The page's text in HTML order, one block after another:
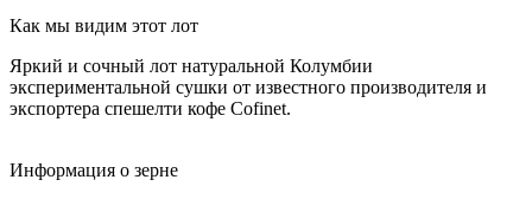
Как мы видим этот лот
Яркий и сочный лот натуральной Колумбии
экспериментальной сушки от известного производителя и
экспортера спешелти кофе Cofinet.
Информация о зерне